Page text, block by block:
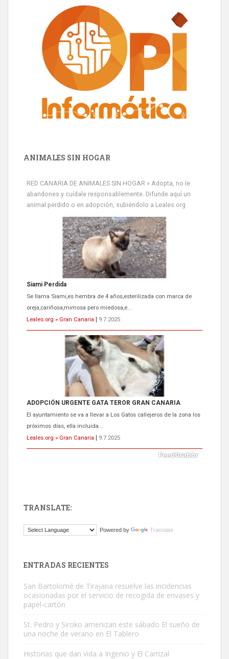
ANIMALES SIN HOGAR
RED CANARIA DE ANIMALES SIN HOGAR » Adopta, no le
abandones y cuídale responsablemente. Difunde aquí un
animal perdido o en adopción, subiéndolo a Leales.org
Siami Perdida
Se llama Siami,es hembra de 4 años,esterilizada con marca de
oreja,cariñosa,mimosa pero miedosa,e...
Leales.org » Gran Canaria
9.7.2025
ADOPCIÓN URGENTE GATA TEROR GRAN CANARIA
El ayuntamiento se va a llevar a Los Gatos callejeros de la zona los
próximos días, ella incluida...
Leales.org » Gran Canaria
9.7.2025
Este gato macho ha aparecido en la calle hace menos de un mes,
Busco adopción responsable para mi perra. Pastor alemán,
TRANSLATE:
Powered by Translate
ENTRADAS RECIENTES
San Bartolomé de Tirajana resuelve las incidencias
ocasionadas por el servicio de recogida de envases y
papel-cartón
St. Pedro y Siroko amenizan este sábado El sueño de
una noche de verano en El Tablero
Historias que dan vida a Ingenio y El Carrizal